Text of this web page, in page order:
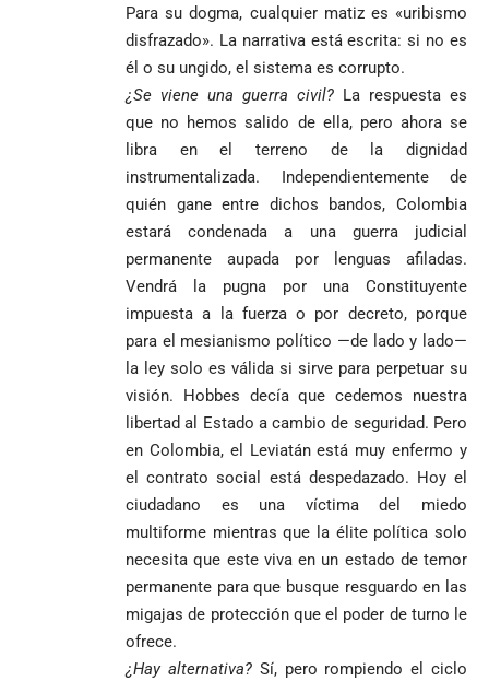
Para su dogma, cualquier matiz es «uribismo
disfrazado». La narrativa está escrita: si no es
él o su ungido, el sistema es corrupto.
¿Se viene una guerra civil? La respuesta es
que no hemos salido de ella, pero ahora se
libra en el terreno de la dignidad
instrumentalizada. Independientemente de
quién gane entre dichos bandos, Colombia
estará condenada a una guerra judicial
permanente aupada por lenguas afiladas.
Vendrá la pugna por una Constituyente
impuesta a la fuerza o por decreto, porque
para el mesianismo político —de lado y lado—
la ley solo es válida si sirve para perpetuar su
visión. Hobbes decía que cedemos nuestra
libertad al Estado a cambio de seguridad. Pero
en Colombia, el Leviatán está muy enfermo y
el contrato social está despedazado. Hoy el
ciudadano es una víctima del miedo
multiforme mientras que la élite política solo
necesita que este viva en un estado de temor
permanente para que busque resguardo en las
migajas de protección que el poder de turno le
ofrece.
¿Hay alternativa?Sí, pero rompiendo el ciclo
Tribunal de
niega pérdida
de investidura
a concejales
de Medellín
«Gury»
Rodríguez y
Damián Pérez
Federico
Gutiérrez
envía
documentos
al FBI, DEA y
Congreso
contra la ‘paz
total’ por
presuntos
beneficios a
criminales
1
templo de Guarne y
ordena acto de
desagravio
Falleció el padre
Humberto de
Jesús Hincapié
Álzate, reconocido
Diócesis de
Girardota, Párroco
de Yolombo
Abelardo de la
Espriella es
presidente de
Colombia tras
una histórica y
reñida
vuelta
Uribe
arremete
contra Petro y
lo
responsabiliza
por la crisis de
la salud en
Colombia
Japón rescata
un empate
agónico ante
Países Bajos
en un vibrante
duelo
mundialista
Alemania no
tuvo piedad:
goleó 7-1 a un
valiente
Curazao en su
debut
mundialista
LA POLICRISIS
COMO HERENCIA
Cardenal Rueda
pide desarmar el
corazón para
construir juntos
una Colombia
reconciliada
Diócesis de
Sonsón-Rionegro
rechaza fotos
tomadas en
templo de Guarne y
ordena acto de
desagravio